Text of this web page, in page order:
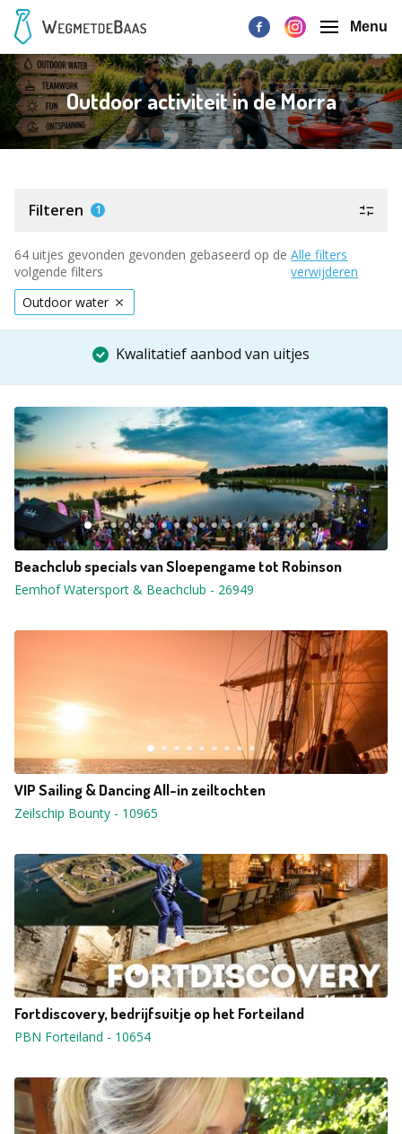
Menu
Outdoor activiteit in de Morra
Filteren 1
64 uitjes gevonden gevonden gebaseerd op de
volgende filters
Alle filters
verwijderen
Outdoor water
Kwalitatief aanbod van uitjes
Beachclub specials van Sloepengame tot Robinson
Eemhof Watersport & Beachclub - 26949
VIP Sailing & Dancing All-in zeiltochten
Zeilschip Bounty - 10965
Fortdiscovery, bedrijfsuitje op het Forteiland
PBN Forteiland - 10654